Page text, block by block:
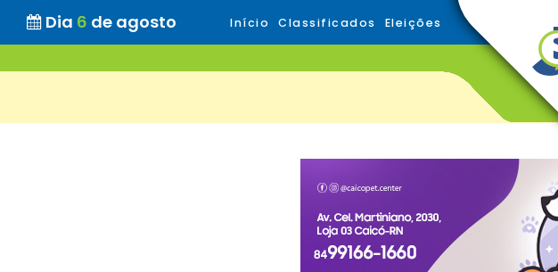
Dia 6 de agosto Início Classificados Eleições